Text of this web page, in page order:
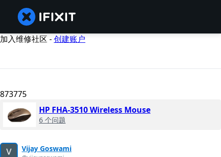
加入维修社区 -创建账户
873775
HP FHA-3510 Wireless Mouse
6 个问题
Vijay Goswami